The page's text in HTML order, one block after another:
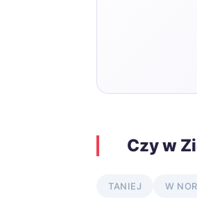
Czy w
TANIEJ W